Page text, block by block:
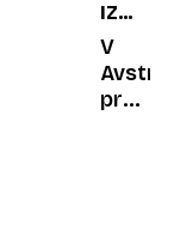
ter
19:
kako
V
prva